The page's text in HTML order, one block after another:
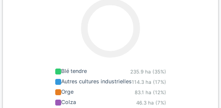
Blé tendre 235.9 ha (35%)
Autres cultures industrielles114.3 ha (17%)
Orge 83.1 ha (12%)
Colza 46.3 ha (7%)